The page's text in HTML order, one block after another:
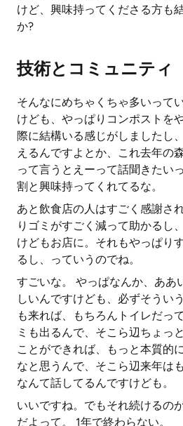
けど、興味持ってくださる方も
か?
技術とコミュニティ
そんなにめちゃくちゃ多いって
けども、やっぱりコンポストを
際に結構いる感じがしましたし
えるんですよとか、これ去年の
って言うとえーって話聞きたい
割と興味持ってくれてるな。
あと飲食店の人はすごく感謝さ
りゴミがすごく減って助かるし
けどもお店に。それもやっぱり
るし、っていうのでね。
すごいな。 やっぱなんか、ああ
しいんですけども、必ずそうい
も来れば、もちろんトイレだっ
ミも出るんで、そこら辺ちょっ
ことができれば、もっと本質的
なと思うんで、そこら辺来年は
なんて話してるんですけども。
いいですね。でもそれ続けるの
だよって。 1年で終わらない。